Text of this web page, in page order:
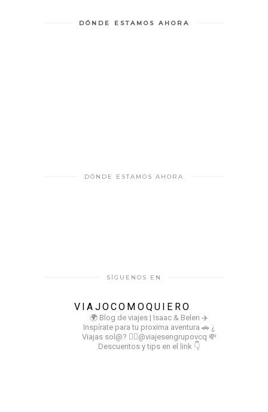
DÓNDE ESTAMOS AHORA
DÓNDE ESTAMOS AHORA
SÍGUENOS EN
VIAJOCOMOQUIERO
🌍 Blog de viajes | Isaac & Belen ✈️
Inspírate para tu proxima aventura 🚗 ¿
Viajas sol@? 👉🏻@viajesengrupovcq 💸
Descuentos y tips en el link 👇